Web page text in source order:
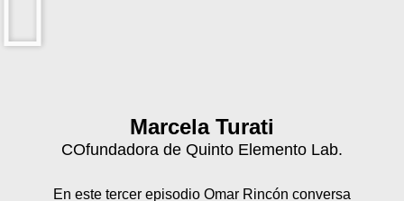
Marcela Turati
COfundadora de Quinto Elemento Lab.
En este tercer episodio Omar Rincón conversa